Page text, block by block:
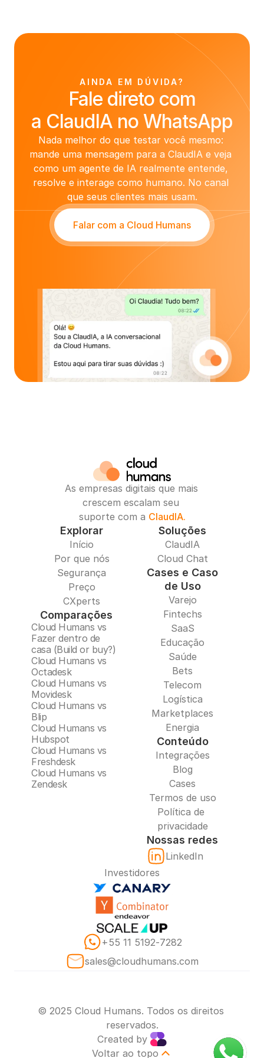
AINDA EM DÚVIDA?
Fale direto com
a ClaudIA no WhatsApp
Nada melhor do que testar você mesmo:
mande uma mensagem para a ClaudIA e veja
como um agente de IA realmente entende,
resolve e interage como humano. No canal
que seus clientes mais usam.
Falar com a Cloud Humans
As empresas digitais que mais
crescem escalam seu
suporte com a ClaudIA.
Explorar
Início
Por que nós
Segurança
Preço
CXperts
Comparações
Cloud Humans vs
Fazer dentro de
casa (Build or buy?)
Cloud Humans vs
Octadesk
Cloud Humans vs
Movidesk
Cloud Humans vs
Blip
Cloud Humans vs
Hubspot
Cloud Humans vs
Freshdesk
Cloud Humans vs
Zendesk
Soluções
ClaudIA
Cloud Chat
Cases e Caso
de Uso
Varejo
Fintechs
SaaS
Educação
Saúde
Bets
Telecom
Logística
Marketplaces
Energia
Conteúdo
Integrações
Blog
Cases
Termos de uso
Política de
privacidade
Nossas redes
LinkedIn
Investidores
‪+55 11 5192‑7282‬
sales@cloudhumans.com
© 2025 Cloud Humans. Todos os direitos
reservados.
Created by
Voltar ao topo